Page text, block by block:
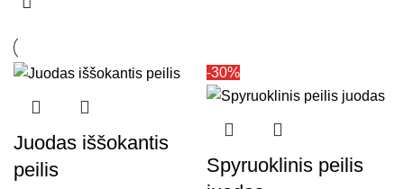
Juodas iššokantis
peilis
-30%
Spyruoklinis peilis